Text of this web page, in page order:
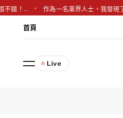
.. 作為一名業界人士，我發現了解G..
首頁
Live